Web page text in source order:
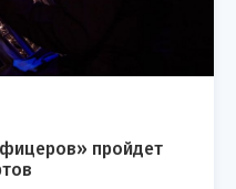
пройдет